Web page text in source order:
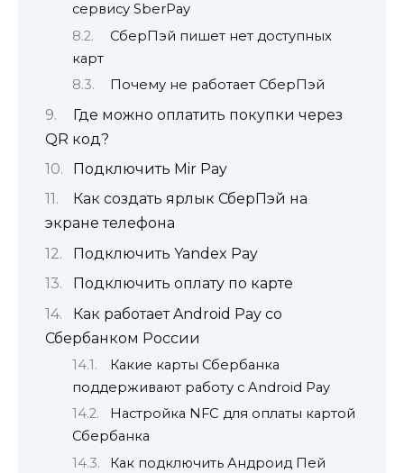
сервису SberPay
СберПэй пишет нет доступных
карт
Почему не работает СберПэй
Где можно оплатить покупки через
QR код?
Подключить Mir Pay
Как создать ярлык СберПэй на
экране телефона
Подключить Yandex Pay
Подключить оплату по карте
Как работает Android Pay со
Сбербанком России
Какие карты Сбербанка
поддерживают работу с Android Pay
Настройка NFC для оплаты картой
Сбербанка
Как подключить Андроид Пей